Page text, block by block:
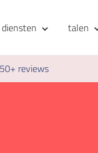
diensten talen
reviews